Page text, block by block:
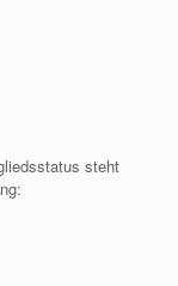
steht